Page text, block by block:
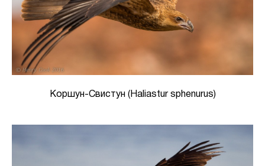
Коршун-Свистун (Haliastur sphenurus)